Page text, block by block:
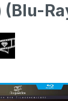
(Blu-